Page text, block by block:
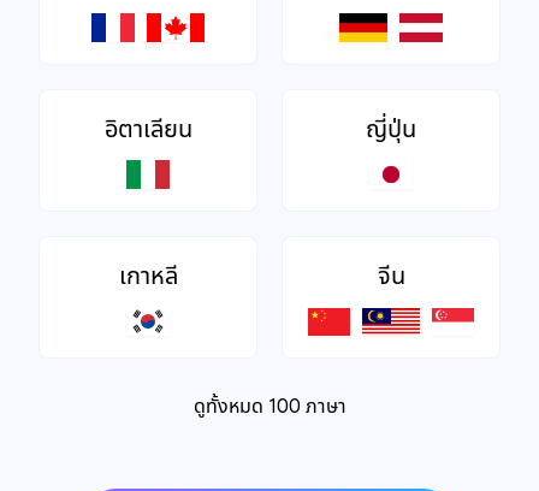
อิตาเลียน ญี่ปุ่น
เกาหลี จีน
ดูทั้งหมด 100 ภาษา